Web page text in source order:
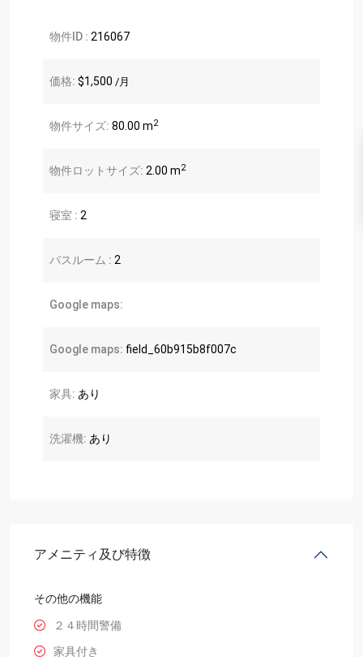
物件ID : 216067
価格: $1,500 /月
物件サイズ: 80.00 m2
物件ロットサイズ: 2.00 m2
寝室 : 2
バスルーム : 2
Google maps:
Google maps: field_60b915b8f007c
家具: あり
洗濯機: あり
アメニティ及び特徴
その他の機能
２４時間警備
家具付き